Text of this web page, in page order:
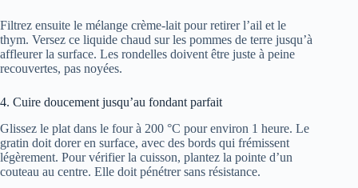
Filtrez ensuite le mélange crème-lait pour retirer l’ail et le
thym. Versez ce liquide chaud sur les pommes de terre jusqu’à
affleurer la surface. Les rondelles doivent être juste à peine
recouvertes, pas noyées.
4. Cuire doucement jusqu’au fondant parfait
Glissez le plat dans le four à 200 °C pour environ 1 heure. Le
gratin doit dorer en surface, avec des bords qui frémissent
légèrement. Pour vérifier la cuisson, plantez la pointe d’un
couteau au centre. Elle doit pénétrer sans résistance.